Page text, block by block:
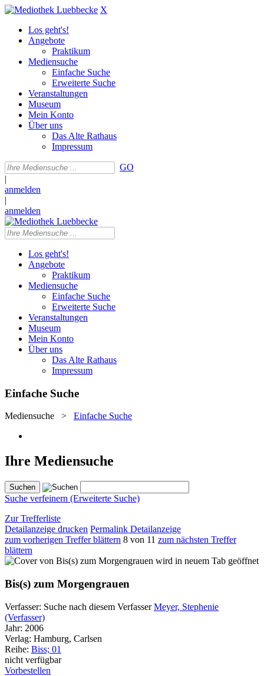
X
Los geht's!
Angebote
Praktikum
Mediensuche
Einfache Suche
Erweiterte Suche
Veranstaltungen
Museum
Mein Konto
Über uns
Das Alte Rathaus
Impressum
GO
|
anmelden
|
anmelden
Los geht's!
Angebote
Praktikum
Mediensuche
Einfache Suche
Erweiterte Suche
Veranstaltungen
Museum
Mein Konto
Über uns
Das Alte Rathaus
Impressum
Einfache Suche
Mediensuche > Einfache Suche
Ihre Mediensuche
Suche verfeinern (Erweiterte Suche)
Zur Trefferliste
Detailanzeige drucken Permalink Detailanzeige
zum vorherigen Treffer blättern 8 von 11 zum nächsten Treffer
blättern
wird in neuem Tab geöffnet
Bis(s) zum Morgengrauen
Verfasser: Suche nach diesem Verfasser Meyer, Stephenie
(Verfasser)
Jahr: 2006
Verlag: Hamburg, Carlsen
Reihe: Biss; 01
nicht verfügbar
Vorbestellen